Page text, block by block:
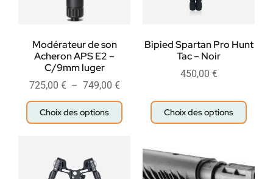
Modérateur de son
Acheron APS E2 –
C/9mm luger
725,00 € – 749,00 €
Choix des options
Bipied Spartan Pro Hunt
Tac – Noir
450,00 €
Choix des options